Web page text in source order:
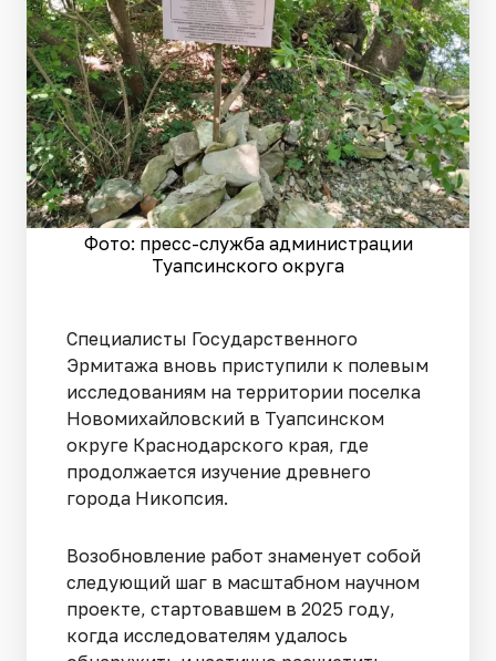
Фото: пресс-служба администрации
Туапсинского округа
Специалисты Государственного
Эрмитажа вновь приступили к полевым
исследованиям на территории поселка
Новомихайловский в Туапсинском
округе Краснодарского края, где
продолжается изучение древнего
города Никопсия.
Возобновление работ знаменует собой
следующий шаг в масштабном научном
проекте, стартовавшем в 2025 году,
когда исследователям удалось